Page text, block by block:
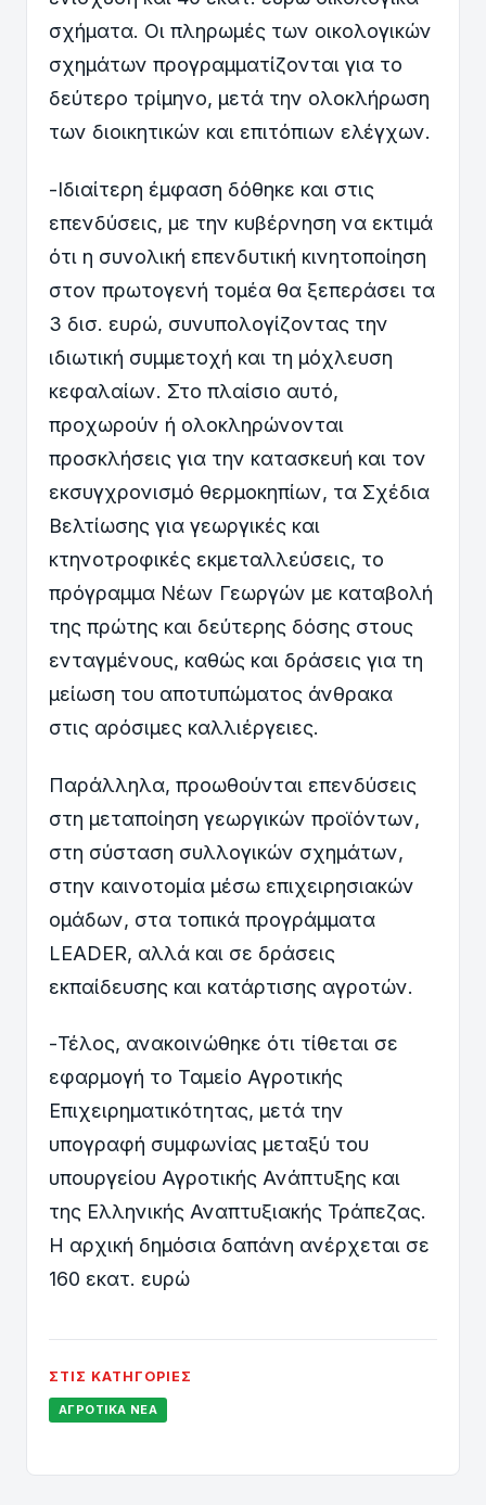
σχήματα. Οι πληρωμές των οικολογικών
σχημάτων προγραμματίζονται για το
δεύτερο τρίμηνο, μετά την ολοκλήρωση
των διοικητικών και επιτόπιων ελέγχων.
-Ιδιαίτερη έμφαση δόθηκε και στις
επενδύσεις, με την κυβέρνηση να εκτιμά
ότι η συνολική επενδυτική κινητοποίηση
στον πρωτογενή τομέα θα ξεπεράσει τα
3 δισ. ευρώ, συνυπολογίζοντας την
ιδιωτική συμμετοχή και τη μόχλευση
κεφαλαίων. Στο πλαίσιο αυτό,
προχωρούν ή ολοκληρώνονται
προσκλήσεις για την κατασκευή και τον
εκσυγχρονισμό θερμοκηπίων, τα Σχέδια
Βελτίωσης για γεωργικές και
κτηνοτροφικές εκμεταλλεύσεις, το
πρόγραμμα Νέων Γεωργών με καταβολή
της πρώτης και δεύτερης δόσης στους
ενταγμένους, καθώς και δράσεις για τη
μείωση του αποτυπώματος άνθρακα
στις αρόσιμες καλλιέργειες.
Παράλληλα, προωθούνται επενδύσεις
στη μεταποίηση γεωργικών προϊόντων,
στη σύσταση συλλογικών σχημάτων,
στην καινοτομία μέσω επιχειρησιακών
ομάδων, στα τοπικά προγράμματα
LEADER, αλλά και σε δράσεις
εκπαίδευσης και κατάρτισης αγροτών.
-Τέλος, ανακοινώθηκε ότι τίθεται σε
εφαρμογή το Ταμείο Αγροτικής
Επιχειρηματικότητας, μετά την
υπογραφή συμφωνίας μεταξύ του
υπουργείου Αγροτικής Ανάπτυξης και
της Ελληνικής Αναπτυξιακής Τράπεζας.
Η αρχική δημόσια δαπάνη ανέρχεται σε
160 εκατ. ευρώ
ΣΤΙΣ ΚΑΤΗΓΟΡΊΕΣ
ΑΓΡΟΤΙΚΆ ΝΈΑ